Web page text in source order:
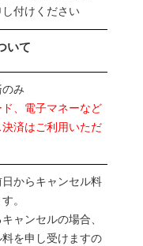
付けください
いて
み
、電子マネーなど
済はご利用いただ
からキャンセル料
。
ャンセルの場合、
を申し受けますの